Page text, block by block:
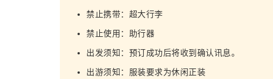
禁止携带：超大行李
禁止使用：助行器
出发须知：预订成功后将收到确认讯息。
出游须知：服装要求为休闲正装